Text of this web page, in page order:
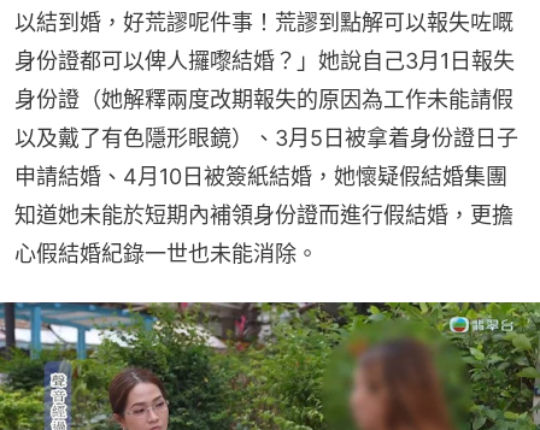
以結到婚，好荒謬呢件事！荒謬到點解可以報失咗嘅
身份證都可以俾人攞嚟結婚？」她說自己3月1日報失
身份證（她解釋兩度改期報失的原因為工作未能請假
以及戴了有色隱形眼鏡）、3月5日被拿着身份證日子
申請結婚、4月10日被簽紙結婚，她懷疑假結婚集團
知道她未能於短期內補領身份證而進行假結婚，更擔
心假結婚紀錄一世也未能消除。